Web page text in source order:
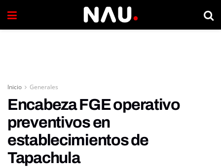
Inicio Generales
Encabeza FGE operativo
preventivos en
establecimientos de
Tapachula